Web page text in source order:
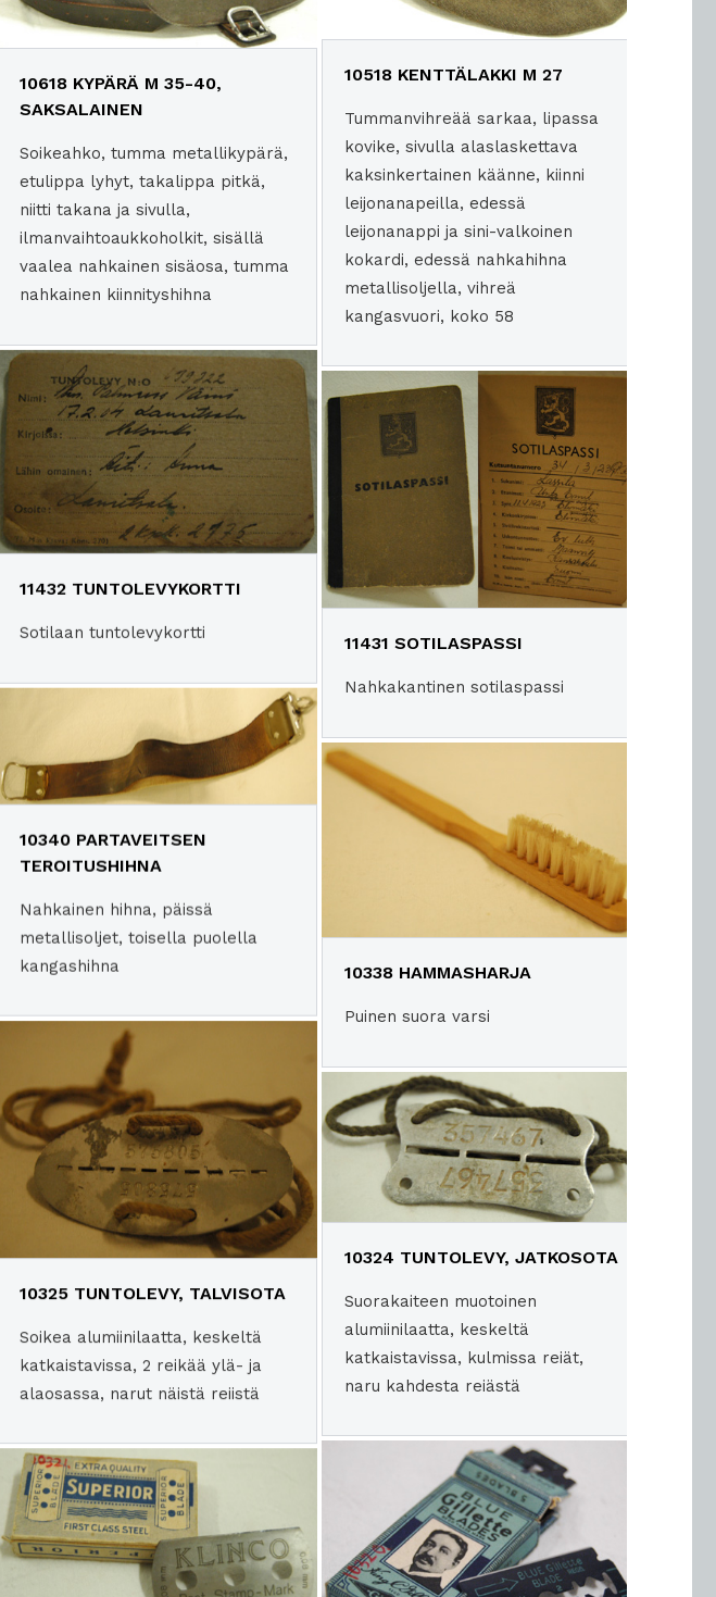
10618 KYPÄRÄ M 35-40,
SAKSALAINEN
Soikeahko, tumma metallikypärä,
etulippa lyhyt, takalippa pitkä,
niitti takana ja sivulla,
ilmanvaihtoaukkoholkit, sisällä
vaalea nahkainen sisäosa, tumma
nahkainen kiinnityshihna
10518 KENTTÄLAKKI M 27
Tummanvihreää sarkaa, lipassa
kovike, sivulla alaslaskettava
kaksinkertainen käänne, kiinni
leijonanapeilla, edessä
leijonanappi ja sini-valkoinen
kokardi, edessä nahkahihna
metallisoljella, vihreä
kangasvuori, koko 58
11432 TUNTOLEVYKORTTI
Sotilaan tuntolevykortti
11431 SOTILASPASSI
Nahkakantinen sotilaspassi
10340 PARTAVEITSEN
TEROITUSHIHNA
Nahkainen hihna, päissä
metallisoljet, toisella puolella
kangashihna
10338 HAMMASHARJA
Puinen suora varsi
10325 TUNTOLEVY, TALVISOTA
Soikea alumiinilaatta, keskeltä
katkaistavissa, 2 reikää ylä- ja
alaosassa, narut näistä reiistä
10324 TUNTOLEVY, JATKOSOTA
Suorakaiteen muotoinen
alumiinilaatta, keskeltä
katkaistavissa, kulmissa reiät,
naru kahdesta reiästä